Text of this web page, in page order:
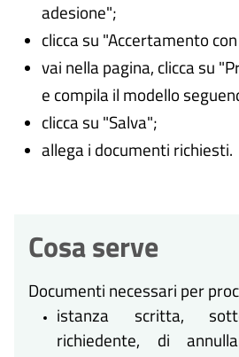
adesione";
clicca su "Accertamento
vai nella pagina, clicca su
e compila il modello
clicca su "Salva";
allega i documenti richiesti.
Cosa serve
Documenti necessari per
istanza scritta,
richiedente, di